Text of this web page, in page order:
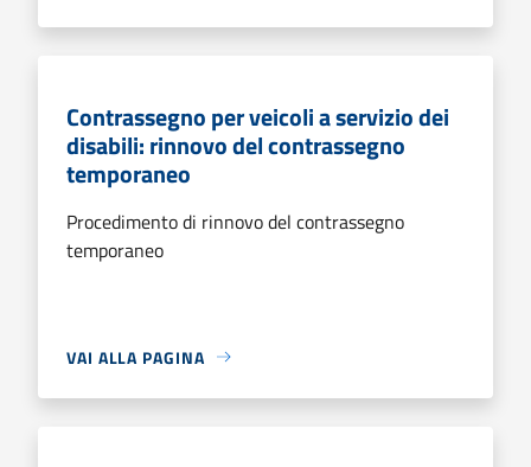
Contrassegno per veicoli a servizio dei
disabili: rinnovo del contrassegno
temporaneo
Procedimento di rinnovo del contrassegno
temporaneo
VAI ALLA PAGINA